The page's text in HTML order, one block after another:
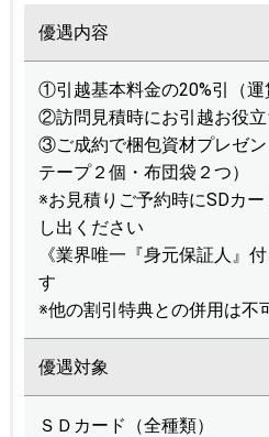
優遇内容
①引越基本料金の20%引（運
②訪問見積時にお引越お役立
③ご成約で梱包資材プレゼン
テープ２個・布団袋２つ）
※お見積りご予約時にSDカ
し出ください
《業界唯一『身元保証人』
す
※他の割引特典との併用は不
優遇対象
ＳＤカード（全種類）